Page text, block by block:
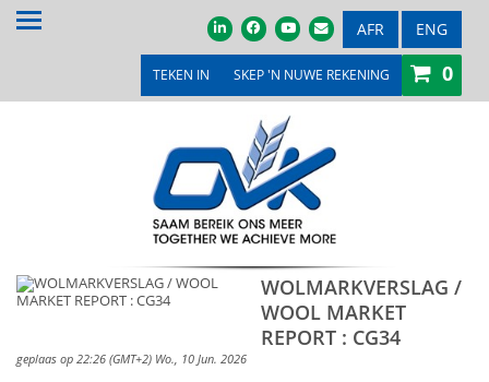
AFR ENG
TEKEN IN SKEP 'N NUWE REKENING 0
TUIS
PROMOSIES & KOMPETISIES
VEILINGS & TENDERS
LOOPBANE
WOLMARKVERSLAG /
WOOL MARKET
REPORT : CG34
geplaas op 22:26 (GMT+2) Wo., 10 Jun. 2026